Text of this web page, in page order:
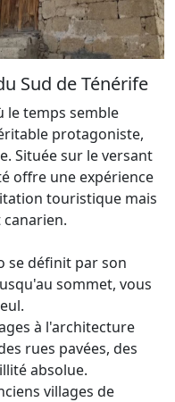
Sud de Ténérife
le temps semble
protagoniste,
Située sur le versant
offre une expérience
touristique mais
se définit par son
sommet, vous
à l'architecture
rues pavées, des
absolue.
villages de